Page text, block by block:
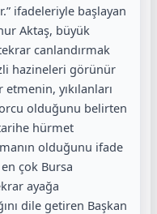
ifadeleriyle başlayan
Aktaş, büyük
canlandırmak
hazineleri görünür
etmenin, yıkılanları
olduğunu belirten
hürmet
olduğunu ifade
çok Bursa
ayağa
dile getiren Başkan